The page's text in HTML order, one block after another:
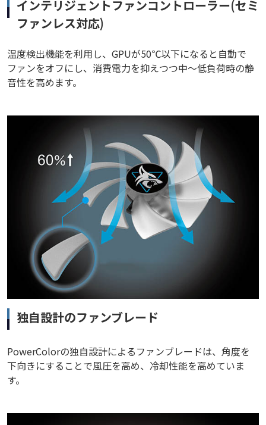
インテリジェントファンコントローラー(セミ
ファンレス対応)
温度検出機能を利用し、GPUが50℃以下になると自動で
ファンをオフにし、消費電力を抑えつつ中～低負荷時の静
音性を高めます。
独自設計のファンブレード
PowerColorの独自設計によるファンブレードは、角度を
下向きにすることで風圧を高め、冷却性能を高めていま
す。